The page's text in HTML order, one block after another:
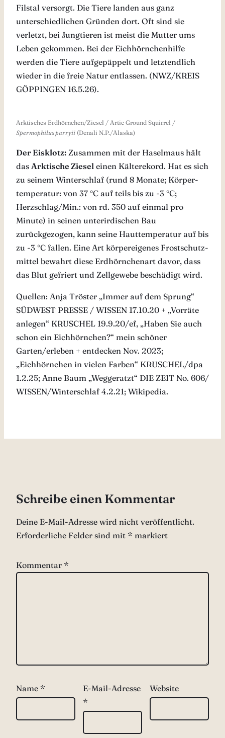
Filstal versorgt. Die Tiere landen aus ganz
unterschiedlichen Gründen dort. Oft sind sie
verletzt, bei Jungtieren ist meist die Mutter ums
Leben gekommen. Bei der Eichhörnchenhilfe
werden die Tiere aufgepäppelt und letztendlich
wieder in die freie Natur entlassen. (NWZ/KREIS
GÖPPINGEN 16.5.26).
Arktisches Erdhörnchen/Ziesel / Artic Ground Squirrel /
Spermophilus parryii (Denali N.P./Alaska)
Der Eisklotz: Zusammen mit der Haselmaus hält
das Arktische Ziesel einen Kälterekord. Hat es sich
zu seinem Winterschlaf (rund 8 Monate; Körper-
temperatur: von 37 °C auf teils bis zu -3 °C;
Herzschlag/Min.: von rd. 350 auf einmal pro
Minute) in seinen unterirdischen Bau
zurückgezogen, kann seine Hauttemperatur auf bis
zu -3 °C fallen. Eine Art körpereigenes Frostschutz-
mittel bewahrt diese Erdhörnchenart davor, dass
das Blut gefriert und Zellgewebe beschädigt wird.
Quellen: Anja Tröster „Immer auf dem Sprung“
SÜDWEST PRESSE / WISSEN 17.10.20 + „Vorräte
anlegen“ KRUSCHEL 19.9.20/ef, „Haben Sie auch
schon ein Eichhörnchen?“ mein schöner
Garten/erleben + entdecken Nov. 2023;
„Eichhörnchen in vielen Farben“ KRUSCHEL/dpa
1.2.25; Anne Baum „Weggeratzt“ DIE ZEIT No. 606/
WISSEN/Winterschlaf 4.2.21; Wikipedia.
Schreibe einen Kommentar
Deine E-Mail-Adresse wird nicht veröffentlicht.
Erforderliche Felder sind mit * markiert
Kommentar *
Name *
E-Mail-Adresse
*
Website